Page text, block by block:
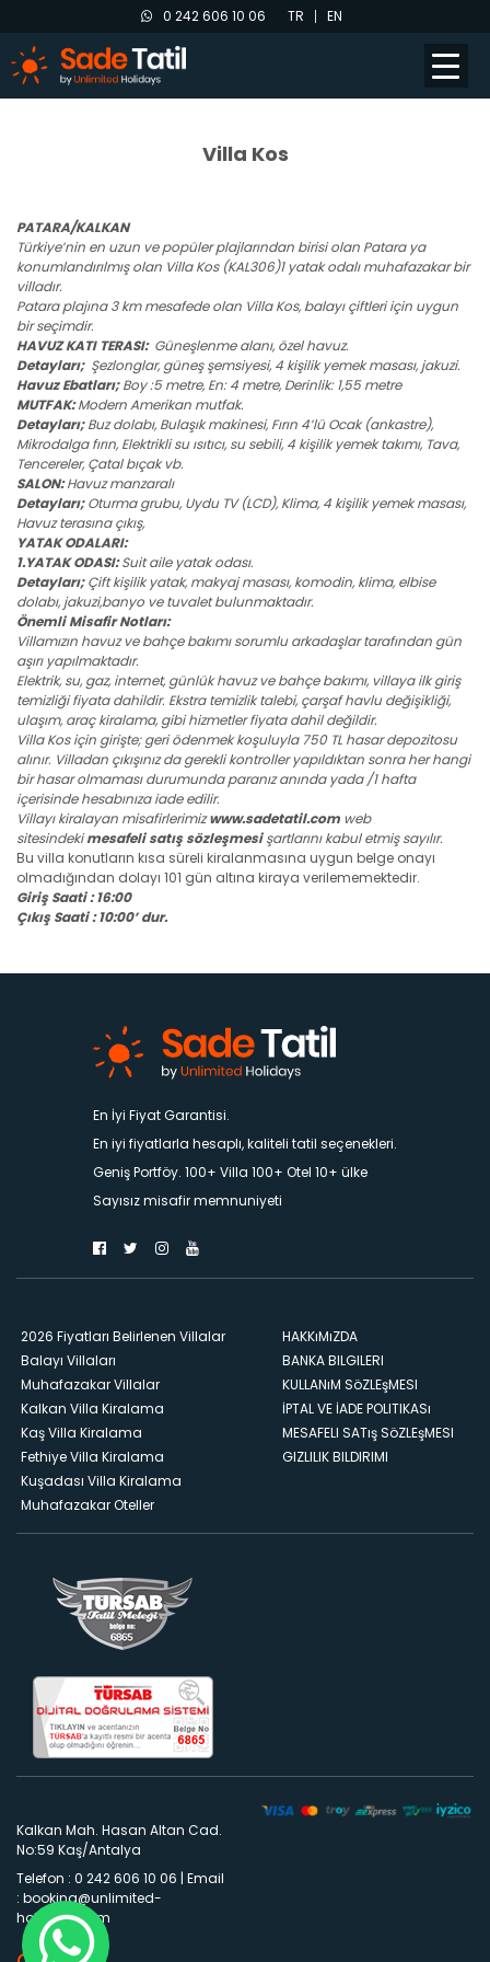
0 242 606 10 06 TR EN
Villa Kos
PATARA/KALKAN
Türkiye’nin en uzun ve popüler plajlarından birisi olan Patara ya
konumlandırılmış olan Villa Kos (KAL306)1 yatak odalı muhafazakar bir
villadır.
Patara plajına 3 km mesafede olan Villa Kos, balayı çiftleri için uygun
bir seçimdir.
HAVUZ KATI TERASI:Güneşlenme alanı, özel havuz.
Detayları;Şezlonglar, güneş şemsiyesi, 4 kişilik yemek masası, jakuzi.
Havuz Ebatları;Boy :5 metre, En: 4 metre, Derinlik: 1,55 metre
MUTFAK:Modern Amerikan mutfak.
Detayları;Buz dolabı, Bulaşık makinesi, Fırın 4’lü Ocak (ankastre),
Mikrodalga fırın, Elektrikli su ısıtıcı, su sebili, 4 kişilik yemek takımı, Tava,
Tencereler, Çatal bıçak vb.
SALON:Havuz manzaralı
Detayları;Oturma grubu, Uydu TV (LCD), Klima, 4 kişilik yemek masası,
Havuz terasına çıkış,
YATAK ODALARI:
1.YATAK ODASI:Suit aile yatak odası.
Detayları;Çift kişilik yatak, makyaj masası, komodin, klima, elbise
dolabı, jakuzi,banyo ve tuvalet bulunmaktadır.
Önemli Misafir Notları:
Villamızın havuz ve bahçe bakımı sorumlu arkadaşlar tarafından gün
aşırı yapılmaktadır.
Elektrik, su, gaz, internet, günlük havuz ve bahçe bakımı, villaya ilk giriş
temizliği fiyata dahildir. Ekstra temizlik talebi, çarşaf havlu değişikliği,
ulaşım, araç kiralama, gibi hizmetler fiyata dahil değildir.
Villa Kos için girişte; geri ödenmek koşuluyla 750 TL hasar depozitosu
alınır. Villadan çıkışınız da gerekli kontroller yapıldıktan sonra her hangi
bir hasar olmaması durumunda paranız anında yada /1 hafta
içerisinde hesabınıza iade edilir.
Villayı kiralayan misafirlerimizwww.sadetatil.com web
sitesindekimesafeli satış sözleşmesişartlarını kabul etmiş sayılır.
Bu villa konutların kısa süreli kiralanmasına uygun belge onayı
olmadığından dolayı 101 gün altına kiraya verilememektedir.
Giriş Saati : 16:00
Çıkış Saati : 10:00’ dur.
En İyi Fiyat Garantisi.
En iyi fiyatlarla hesaplı, kaliteli tatil seçenekleri.
Geniş Portföy. 100+ Villa 100+ Otel 10+ ülke
Sayısız misafir memnuniyeti
2026 Fiyatları Belirlenen Villalar
Balayı Villaları
Muhafazakar Villalar
Kalkan Villa Kiralama
Kaş Villa Kiralama
Fethiye Villa Kiralama
Kuşadası Villa Kiralama
Muhafazakar Oteller
HAKKıMıZDA
BANKA BILGILERI
KULLANıM SöZLEşMESI
İPTAL VE İADE POLITIKASı
MESAFELI SATış SöZLEşMESI
GIZLILIK BILDIRIMI
Kalkan Mah. Hasan Altan Cad.
No:59 Kaş/Antalya
Telefon : 0 242 606 10 06 | Email
: booking@unlimited-
holidays.com